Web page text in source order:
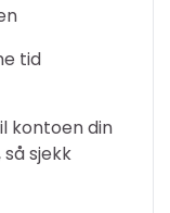
tid
kontoen din
sjekk